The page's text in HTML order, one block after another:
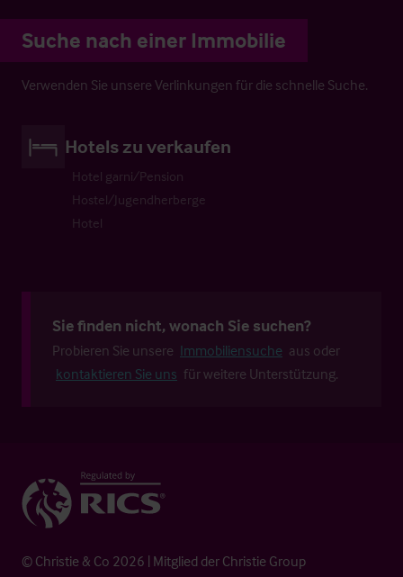
Suche nach einer Immobilie
Verwenden Sie unsere Verlinkungen für die schnelle Suche.
Hotels zu verkaufen
Hotel garni/Pension
Hostel/Jugendherberge
Hotel
Sie finden nicht, wonach Sie suchen?
Probieren Sie unsere Immobiliensuche aus oder
kontaktieren Sie uns für weitere Unterstützung.
© Christie & Co 2026 | Mitglied der Christie Group